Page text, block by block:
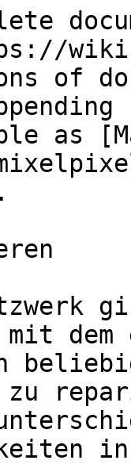
of
as
dem
zu